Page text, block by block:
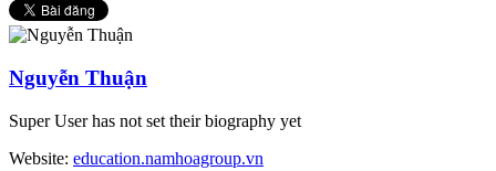
Nguyễn Thuận
Super User has not set their biography yet
Website: education.namhoagroup.vn